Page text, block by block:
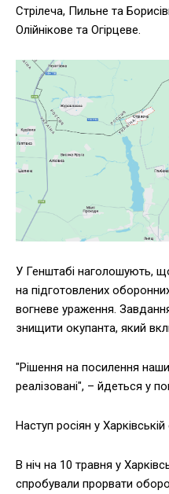
Стрілеча, Пильне та
Олійнікове та Огірцеве.
У Генштабі наголошують,
на підготовлених
вогневе ураження.
знищити окупанта, який
"Рішення на посилення
реалізовані", – йдеться у
Наступ росіян у Харківській
В ніч на 10 травня у
спробували прорвати